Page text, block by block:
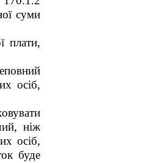
суми
плати,
осіб,
ніж
осіб,
буде